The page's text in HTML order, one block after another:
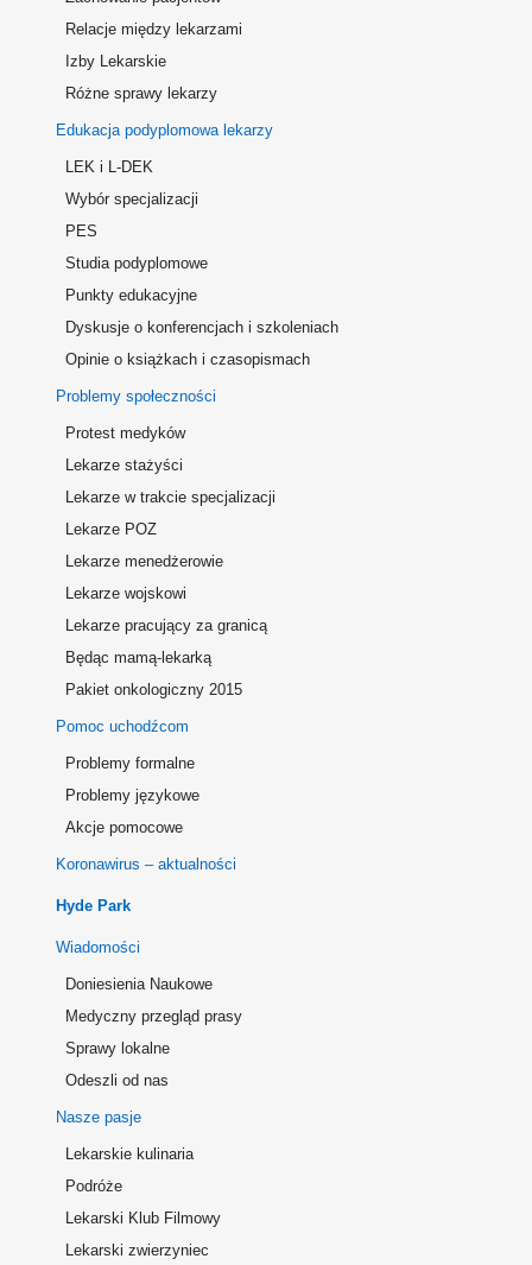
Relacje między lekarzami
Izby Lekarskie
Różne sprawy lekarzy
Edukacja podyplomowa lekarzy
LEK i L-DEK
Wybór specjalizacji
PES
Studia podyplomowe
Punkty edukacyjne
Dyskusje o konferencjach i szkoleniach
Opinie o książkach i czasopismach
Problemy społeczności
Protest medyków
Lekarze stażyści
Lekarze w trakcie specjalizacji
Lekarze POZ
Lekarze menedżerowie
Lekarze wojskowi
Lekarze pracujący za granicą
Będąc mamą-lekarką
Pakiet onkologiczny 2015
Pomoc uchodźcom
Problemy formalne
Problemy językowe
Akcje pomocowe
Koronawirus – aktualności
Hyde Park
Wiadomości
Doniesienia Naukowe
Medyczny przegląd prasy
Sprawy lokalne
Odeszli od nas
Nasze pasje
Lekarskie kulinaria
Podróże
Lekarski Klub Filmowy
Lekarski zwierzyniec